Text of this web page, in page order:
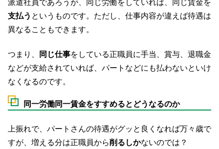
支払う というものです。ただし、仕事内容が違えば待遇は
異なることもできます。
つまり、 同じ仕事をしている正職員に手当、賞与、退職金
などが支給されていれば、パートなどにも払わないといけ
なくなるのです。
同一労働同一賃金をすすめるとどうなるのか
上振れで、パートさんの待遇がグッと良くなれば万々歳で
すが、増える分は正職員から削るしかないのでは？